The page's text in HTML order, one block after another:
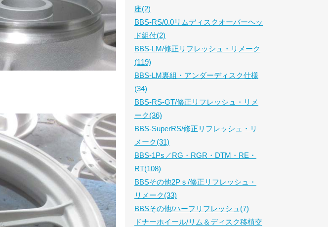
座(2)
BBS-RS/0.0リムディスクオーバーヘッ
ド組付(2)
BBS-LM/修正リフレッシュ・リメーク
(119)
BBS-LM裏組・アンダーディスク仕様
(34)
BBS-RS-GT/修正リフレッシュ・リメ
ーク(36)
BBS-SuperRS/修正リフレッシュ・リ
メーク(31)
BBS-1Ps／RG・RGR・DTM・RE・
RT(108)
BBSその他2Pｓ/修正リフレッシュ・
リメーク(33)
BBSその他/ハーフリフレッシュ(7)
ドナーホイール/リム＆ディスク移植交